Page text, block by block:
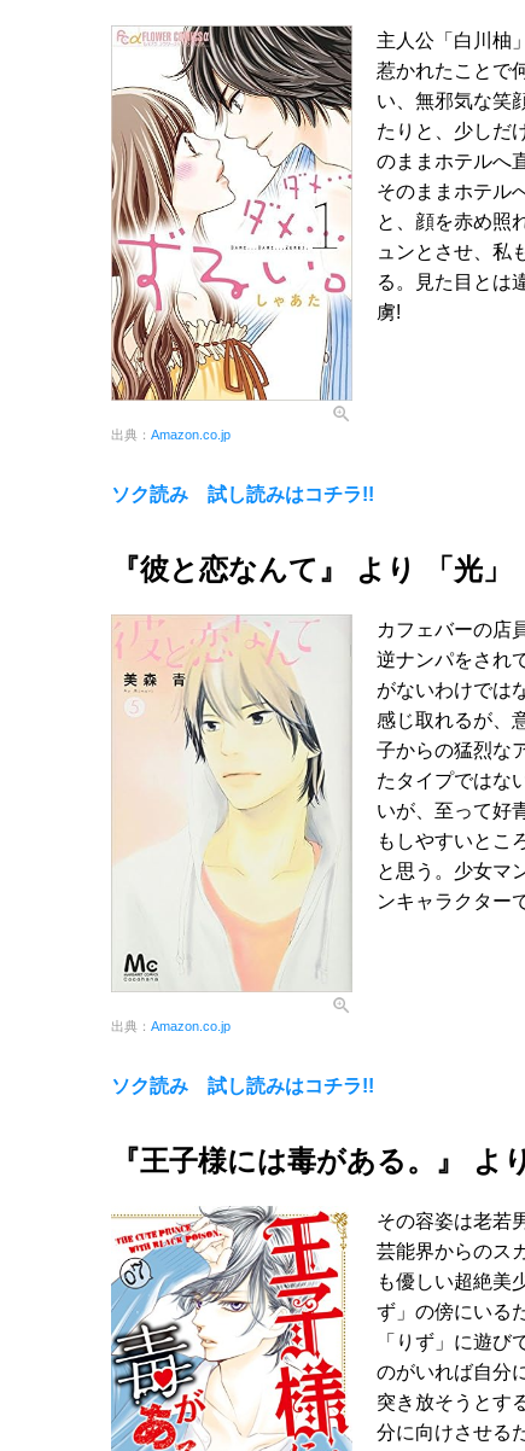
出典： Amazon.co.jp
主人公「白川柚
惹かれたことで
い、無邪気な笑
たりと、少しだ
のままホテルへ
そのままホテル
と、顔を赤め照
ュンとさせ、私
る。見た目とは
虜!
ソク読み 試し読みはコチラ!!
『彼と恋なんて』 より 「光」
出典： Amazon.co.jp
カフェバーの店
逆ナンパをされ
がないわけでは
感じ取れるが、
子からの猛烈な
たタイプではな
いが、至って好
もしやすいとこ
と思う。少女マ
ンキャラクター
ソク読み 試し読みはコチラ!!
『王子様には毒がある。』 よ
その容姿は老若
芸能界からのス
も優しい超絶美
ず」の傍にいる
「りず」に遊
のがいれば自分
突き放そうとす
分に向けさせる